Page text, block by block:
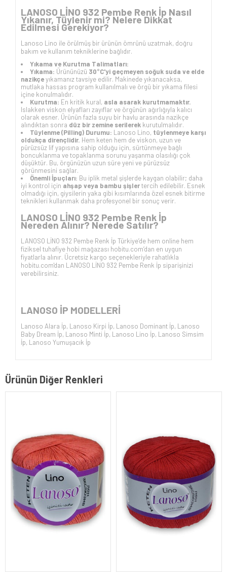
LANOSO LİNO 932 Pembe Renk İp Nasıl
Yıkanır, Tüylenir mi? Nelere Dikkat
Edilmesi Gerekiyor?
Lanoso Lino ile örülmüş bir ürünün ömrünü uzatmak, doğru
bakım ve kullanım tekniklerine bağlıdır.
Yıkama ve Kurutma Talimatları:
Yıkama: Ürününüzü 30°C'yi geçmeyen soğuk suda ve elde
nazikçeyıkamanız tavsiye edilir. Makinede yıkanacaksa,
mutlaka hassas program kullanılmalı ve örgü bir yıkama filesi
içine konulmalıdır.
Kurutma: En kritik kural, asla asarak kurutmamaktır.
Islakken viskon elyafları zayıflar ve örgünün ağırlığıyla kalıcı
olarak esner. Ürünün fazla suyu bir havlu arasında nazikçe
alındıktan sonra düz bir zemine serilerek kurutulmalıdır.
Tüylenme (Pilling) Durumu: Lanoso Lino, tüylenmeye karşı
oldukça dirençlidir. Hem keten hem de viskon, uzun ve
pürüzsüz lif yapısına sahip olduğu için, sürtünmeye bağlı
boncuklanma ve topaklanma sorunu yaşanma olasılığı çok
düşüktür. Bu, örgünüzün uzun süre yeni ve pürüzsüz
görünmesini sağlar.
Önemli İpuçları: Bu iplik metal şişlerde kaygan olabilir; daha
iyi kontrol için ahşap veya bambu şişlertercih edilebilir. Esnek
olmadığı için, giysilerin yaka gibi kısımlarında özel esnek bitirme
teknikleri kullanmak daha profesyonel bir sonuç verir.
LANOSO LİNO 932 Pembe Renk İp
Nereden Alınır? Nerede Satılır?
LANOSO LİNO 932 Pembe Renk İp Türkiye’de hem online hem
fiziksel tuhafiye hobi mağazası hobitu.com’dan en uygun
fiyatlarla alınır. Ücretsiz kargo seçenekleriyle rahatlıkla
hobitu.com'dan LANOSO LİNO 932 Pembe Renk İp siparişinizi
verebilirsiniz.
LANOSO İP MODELLERİ
Lanoso Alara İp, Lanoso Kirpi İp, Lanoso Dominant İp, Lanoso
Baby Dream İp, Lanoso Minti İp, Lanoso Lino İp, Lanoso Simsim
İp, Lanoso Yumuşacık İp
Ürünün Diğer Renkleri